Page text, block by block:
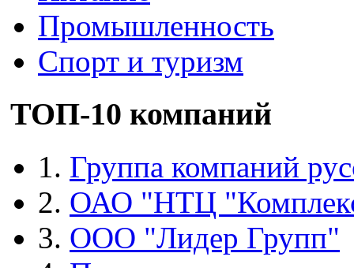
Промышленность
Спорт и туризм
ТОП-10 компаний
1. Группа компаний
2. ОАО "НТЦ
3. ООО "Лидер Групп"